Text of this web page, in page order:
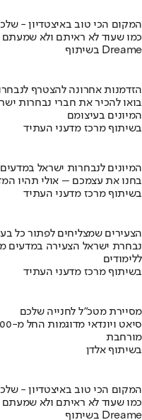
המקום הכי טוב באיצטדיון -
המונדיאל עם מסכי Dreame - כמו שעוד לא ראיתם ולא שמעתם
בשיתוף Dreame
הזדמנות אחרונה להצטרף
בואו להכיר את חברי נבחרות
המיונים בעיצומם
בשיתוף מרכז מדעני העתיד
המיונים לנבחרות ישראל
בחנו את עצמכם – אולי תהיו
בשיתוף מרכז מדעני העתיד
הצעירים שמצליחים לפתור כל
נבחרת ישראל הצעירה במדעים
ללימודים
בשיתוף מרכז מדעני העתיד
מסיירת מטכ"ל לחנייה שלכם
מורחבת
בשיתוף אלדן
המקום הכי טוב באיצטדיון -
המונדיאל עם מסכי Dreame - כמו שעוד לא ראיתם ולא שמעתם
בשיתוף Dreame